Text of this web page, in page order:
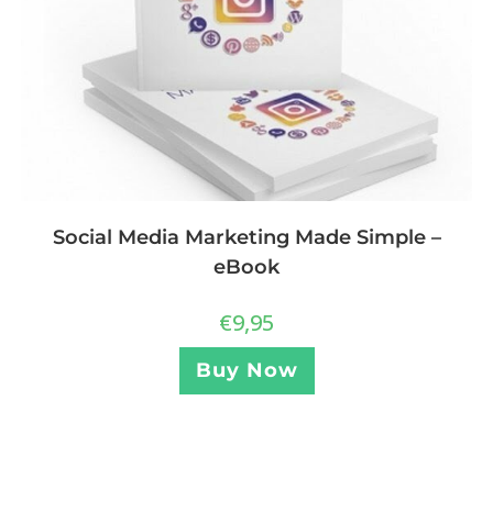
Social Media Marketing Made Simple –
eBook
€9,95
Buy Now